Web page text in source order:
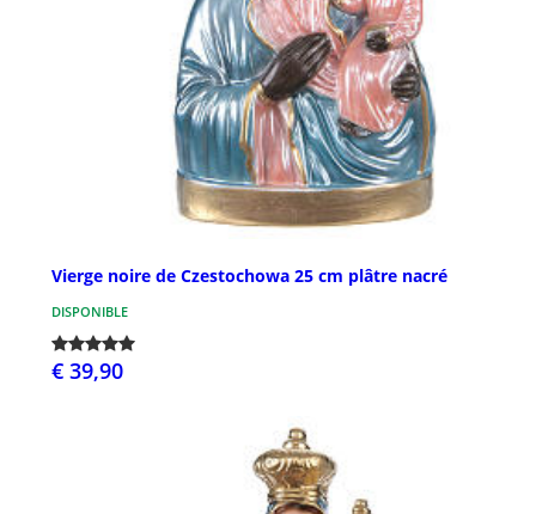
Vierge noire de Czestochowa 25 cm plâtre nacré
DISPONIBLE
€ 39,90